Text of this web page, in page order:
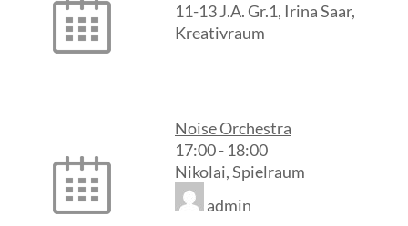
11-13 J.A. Gr.1, Irina Saar,
Kreativraum
Noise Orchestra
17:00- 18:00
Nikolai, Spielraum
admin